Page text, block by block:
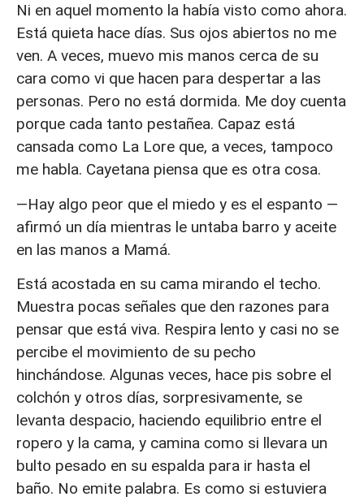
Ni en aquel momento la había visto como ahora.
Está quieta hace días. Sus ojos abiertos no me
ven. A veces, muevo mis manos cerca de su
cara como vi que hacen para despertar a las
personas. Pero no está dormida. Me doy cuenta
porque cada tanto pestañea. Capaz está
cansada como La Lore que, a veces, tampoco
me habla. Cayetana piensa que es otra cosa.
—Hay algo peor que el miedo y es el espanto —
afirmó un día mientras le untaba barro y aceite
en las manos a Mamá.
Está acostada en su cama mirando el techo.
Muestra pocas señales que den razones para
pensar que está viva. Respira lento y casi no se
percibe el movimiento de su pecho
hinchándose. Algunas veces, hace pis sobre el
colchón y otros días, sorpresivamente, se
levanta despacio, haciendo equilibrio entre el
ropero y la cama, y camina como si llevara un
bulto pesado en su espalda para ir hasta el
baño. No emite palabra. Es como si estuviera